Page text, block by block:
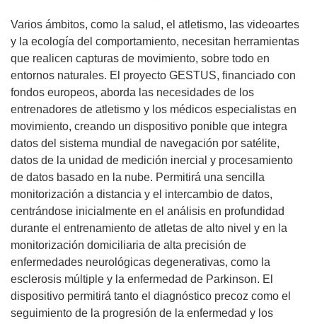
Varios ámbitos, como la salud, el atletismo, las videoartes
y la ecología del comportamiento, necesitan herramientas
que realicen capturas de movimiento, sobre todo en
entornos naturales. El proyecto GESTUS, financiado con
fondos europeos, aborda las necesidades de los
entrenadores de atletismo y los médicos especialistas en
movimiento, creando un dispositivo ponible que integra
datos del sistema mundial de navegación por satélite,
datos de la unidad de medición inercial y procesamiento
de datos basado en la nube. Permitirá una sencilla
monitorización a distancia y el intercambio de datos,
centrándose inicialmente en el análisis en profundidad
durante el entrenamiento de atletas de alto nivel y en la
monitorización domiciliaria de alta precisión de
enfermedades neurológicas degenerativas, como la
esclerosis múltiple y la enfermedad de Parkinson. El
dispositivo permitirá tanto el diagnóstico precoz como el
seguimiento de la progresión de la enfermedad y los